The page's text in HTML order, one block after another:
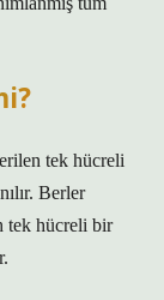
tek hücreli
Berler
tek hücreli bir